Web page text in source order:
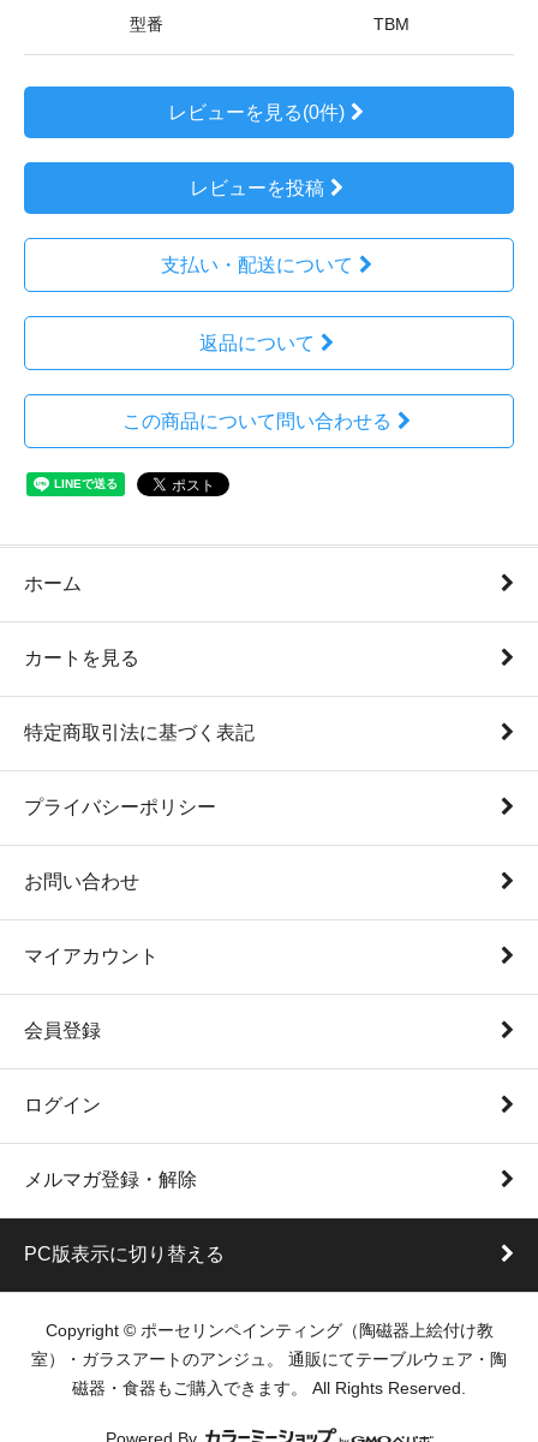
型番 TBM
レビューを見る(0件)
レビューを投稿
支払い・配送について
返品について
この商品について問い合わせる
ホーム
カートを見る
特定商取引法に基づく表記
プライバシーポリシー
お問い合わせ
マイアカウント
会員登録
ログイン
メルマガ登録・解除
PC版表示に切り替える
Copyright © ポーセリンペインティング（陶磁器上絵付け教
室）・ガラスアートのアンジュ。 通販にてテーブルウェア・陶
磁器・食器もご購入できます。 All Rights Reserved.